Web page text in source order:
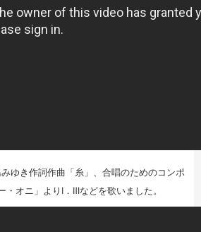
ゆき作詞作曲「糸」、合唱のためのコンポ
オニ」よりⅠ．Ⅲなどを歌いました。